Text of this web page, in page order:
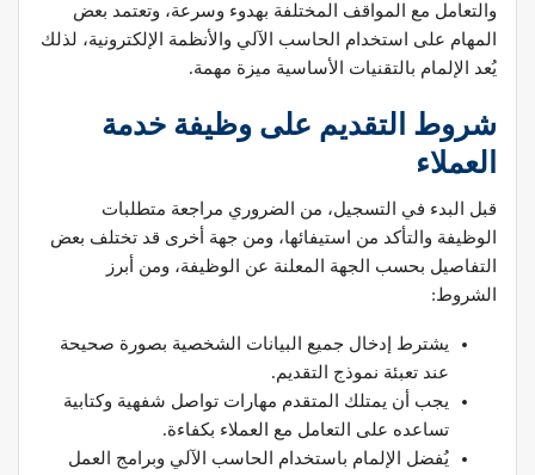
والتعامل مع المواقف المختلفة بهدوء وسرعة، وتعتمد بعض
المهام على استخدام الحاسب الآلي والأنظمة الإلكترونية، لذلك
يُعد الإلمام بالتقنيات الأساسية ميزة مهمة.
شروط التقديم على وظيفة خدمة
العملاء
قبل البدء في التسجيل، من الضروري مراجعة متطلبات
الوظيفة والتأكد من استيفائها، ومن جهة أخرى قد تختلف بعض
التفاصيل بحسب الجهة المعلنة عن الوظيفة، ومن أبرز
الشروط:
يشترط إدخال جميع البيانات الشخصية بصورة صحيحة
عند تعبئة نموذج التقديم.
يجب أن يمتلك المتقدم مهارات تواصل شفهية وكتابية
تساعده على التعامل مع العملاء بكفاءة.
يُفضل الإلمام باستخدام الحاسب الآلي وبرامج العمل